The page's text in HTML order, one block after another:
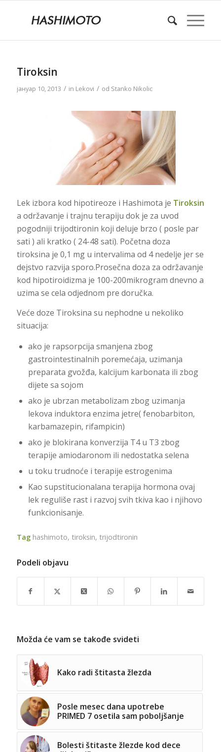
Tiroksin
јануар 10, 2013 / in Lekovi / od Stanko Nikolic
Lek izbora kod hipotireoze i Hashimota je Tiroksin
a održavanje i trajnu terapiju dok je za uvod
pogodniji trijodtironin koji deluje brzo ( posle par
sati ) ali kratko ( 24-48 sati). Početna doza
tiroksina je 0,1 mg u intervalima od 4 nedelje jer se
dejstvo razvija sporo.Prosečna doza za održavanje
kod hipotiroidizma je 100-200mikrogram dnevno a
uzima se cela odjednom pre doručka.
Veće doze Tiroksina su nephodne u nekoliko
situacija:
ako je rapsorpcija smanjena zbog
gastrointestinalnih poremećaja, uzimanja
preparata gvožđa, kalcijum karbonata ili zbog
dijete sa sojom
ako je ubrzan metabolizam zbog uzimanja
lekova induktora enzima jetre( fenobarbiton,
karbamazepin, rifampicin)
ako je blokirana konverzija T4 u T3 zbog
terapije amiodaronom ili nedostatka selena
u toku trudnoće i terapije estrogenima
Kao supstitucionalana terapija hormona ovaj
lek reguliše rast i razvoj svih tkiva kao i njihovo
funkcionisanje.
Tag hashimoto, tiroksin, trijodtironin
Podeli objavu
Možda će vam se takođe svideti
Kako radi štitasta žlezda
Posle mesec dana upotrebe
PRIMED 7 osetila sam poboljšanje
Bolesti štitaste žlezde kod dece